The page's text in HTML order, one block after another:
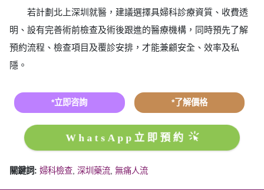
若計劃北上深圳就醫，建議選擇具婦科診療資質、收費透
明、設有完善術前檢查及術後跟進的醫療機構，同時預先了解
預約流程、檢查項目及覆診安排，才能兼顧安全、效率及私
隱。
*立即咨詢 *了解價格
WhatsApp立即預約
關鍵詞: 婦科檢查 深圳藥流 無痛人流